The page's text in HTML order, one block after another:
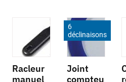
Racleur
manuel
6
déclinaisons
Joint
compteu